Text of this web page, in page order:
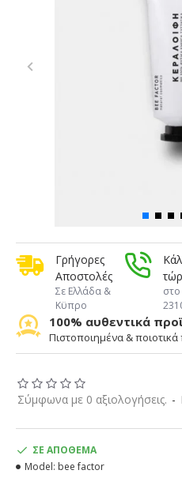
Γρήγορες
Αποστολές
Σε Ελλάδα &
Κϋπρο
στο
100% αυθεντικά
Πιστοποιημένα &
Σύμφωνα με 0 αξιολογήσεις. -
ΣΕ ΑΠΌΘΕΜΑ
Model: bee factor